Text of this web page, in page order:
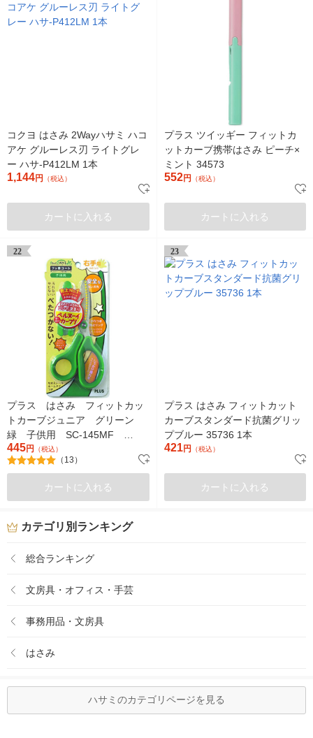
コクヨ はさみ 2Wayハサミ ハコ
アケ グルーレス刃 ライトグレ
ー ハサ-P412LM 1本
1,144円 （税込）
カートに入れる
プラス ツイッギー フィットカ
ットカーブ携帯はさみ ピーチ×
ミント 34573
552円 （税込）
カートに入れる
22
プラス はさみ フィットカッ
トカーブジュニア グリーン
緑 子供用 SC-145MF
34672
445円 （税込）
（13）
カートに入れる
23
プラス はさみ フィットカット
カーブスタンダード抗菌グリッ
プブルー 35736 1本
421円 （税込）
カートに入れる
カテゴリ別ランキング
総合ランキング
文房具・オフィス・手芸
事務用品・文房具
はさみ
ハサミのカテゴリページを見る